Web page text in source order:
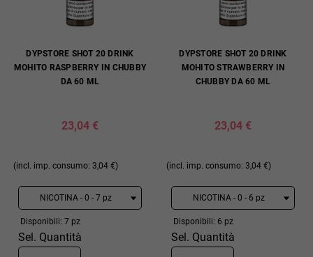
DYPSTORE SHOT 20 DRINK
MOHITO RASPBERRY IN CHUBBY
DA 60 ML
23,04 €
(incl. imp. consumo: 3,04 €)
Disponibili: 7 pz
Sel. Quantità
DYPSTORE SHOT 20 DRINK
MOHITO STRAWBERRY IN
CHUBBY DA 60 ML
23,04 €
(incl. imp. consumo: 3,04 €)
Disponibili: 6 pz
Sel. Quantità